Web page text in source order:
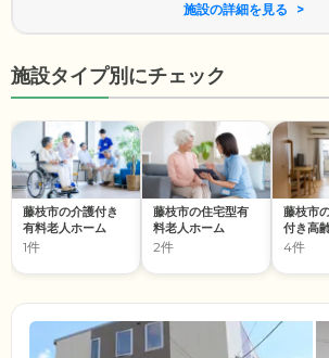
施設の詳細を見る
施設タイプ別にチェック
藤枝市の介護付き
有料老人ホーム
1件
藤枝市の住宅型有
料老人ホーム
2件
藤枝市
付き高
宅
4件